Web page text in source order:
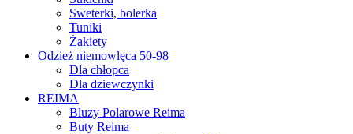
Sweterki, bolerka
Tuniki
Żakiety
Odzież niemowlęca 50-98
Dla chłopca
Dla dziewczynki
REIMA
Bluzy Polarowe Reima
Buty Reima